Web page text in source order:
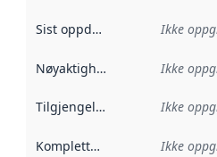
Sist oppdatert Ikke
Nøyaktighet Ikke
Tilgjengelighet Ikke
Kompletthet Ikke